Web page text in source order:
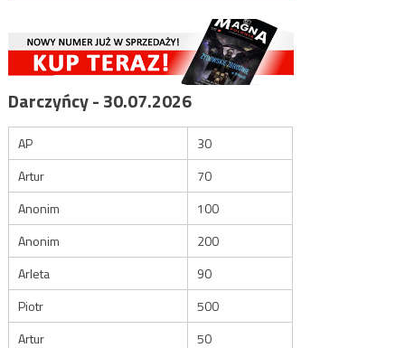
Darczyńcy - 30.07.2026
AP
30
Artur
70
Anonim
100
Anonim
200
Arleta
90
Piotr
500
Artur
50